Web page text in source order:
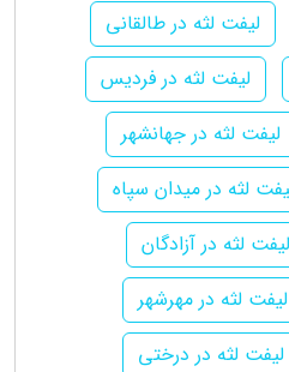
لیفت لثه در طالقانی
لیفت لثه در فردیس
لیفت لثه در جهانشهر
لثه در میدان سپاه
لیفت لثه در آزادگان
لیفت لثه در مهرشهر
لیفت لثه در درختی